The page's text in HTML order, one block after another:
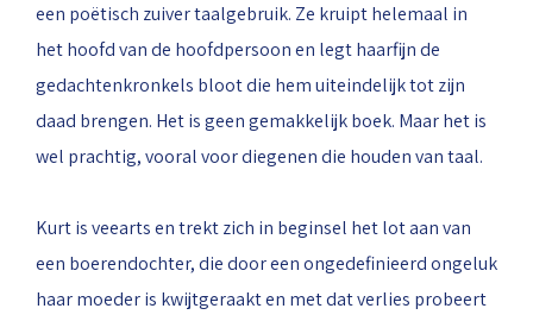
een poëtisch zuiver taalgebruik. Ze kruipt helemaal in
het hoofd van de hoofdpersoon en legt haarfijn de
gedachtenkronkels bloot die hem uiteindelijk tot zijn
daad brengen. Het is geen gemakkelijk boek. Maar het is
wel prachtig, vooral voor diegenen die houden van taal.
Kurt is veearts en trekt zich in beginsel het lot aan van
een boerendochter, die door een ongedefinieerd ongeluk
haar moeder is kwijtgeraakt en met dat verlies probeert